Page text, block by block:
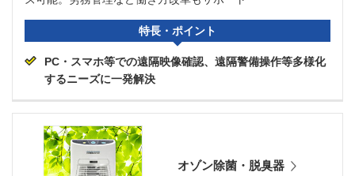
特長・ポイント
PC・スマホ等での遠隔映像確認、遠隔警備操作等多様化
するニーズに一発解決
オゾン除菌・脱臭器